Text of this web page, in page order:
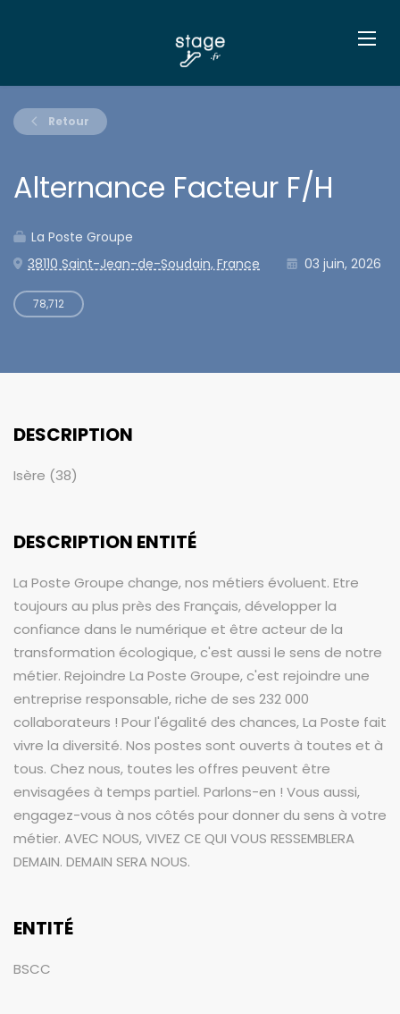
Retour
Alternance Facteur F/H
La Poste Groupe
38110 Saint-Jean-de-Soudain, France
03 juin, 2026
78,712
DESCRIPTION
Isère (38)
DESCRIPTION ENTITÉ
La Poste Groupe change, nos métiers évoluent. Etre
toujours au plus près des Français, développer la
confiance dans le numérique et être acteur de la
transformation écologique, c'est aussi le sens de notre
métier. Rejoindre La Poste Groupe, c'est rejoindre une
entreprise responsable, riche de ses 232 000
collaborateurs ! Pour l'égalité des chances, La Poste fait
vivre la diversité. Nos postes sont ouverts à toutes et à
tous. Chez nous, toutes les offres peuvent être
envisagées à temps partiel. Parlons-en ! Vous aussi,
engagez-vous à nos côtés pour donner du sens à votre
métier. AVEC NOUS, VIVEZ CE QUI VOUS RESSEMBLERA
DEMAIN. DEMAIN SERA NOUS.
ENTITÉ
BSCC